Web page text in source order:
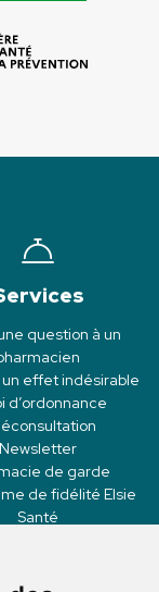
question à un
effet indésirable
d’ordonnance
Newsletter
de garde
de fidélité Elsie
Santé